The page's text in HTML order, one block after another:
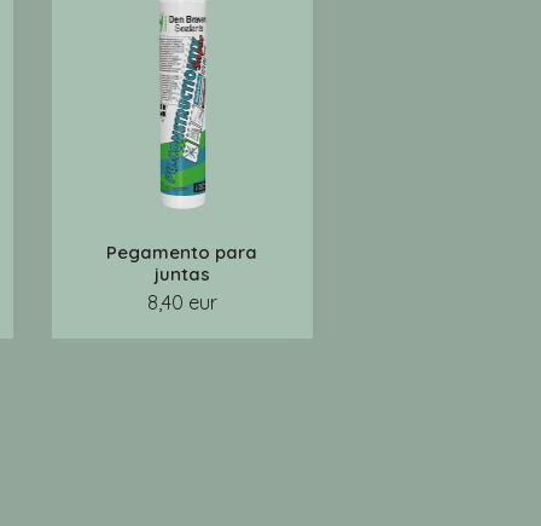
Pegamento para
juntas
8,40 eur